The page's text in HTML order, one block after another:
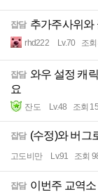
잡담 추가주사위와
rhd222 Lv.70 조
잡담 와우 설정 캐
요
잔도 Lv.48 조회
잡담 (수정)와 버그
고도비만 Lv.91 조회
잡담 이번주 교역